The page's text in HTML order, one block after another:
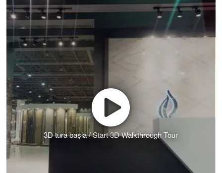
3D tura başla / Start 3D Walkthrough Tour